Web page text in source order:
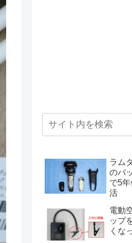
ラム
のバ
で5
活
電動
ップ
くな